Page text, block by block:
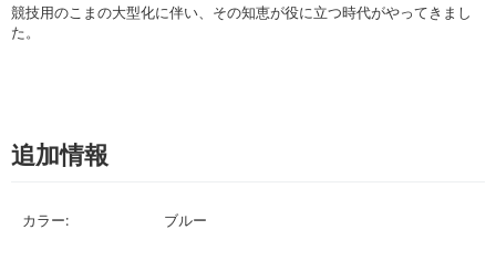
競技用のこまの大型化に伴い、その知恵が役に立つ時代がやってきまし
た。
追加情報
カラー: ブルー